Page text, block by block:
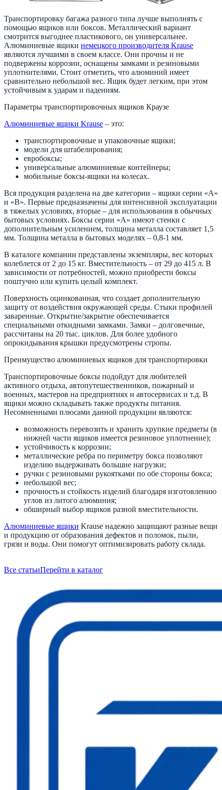
Транспортировку багажа разного типа лучше выполнять с
помощью ящиков или боксов. Металлический вариант
смотрится выгоднее пластикового, он универсальнее.
Алюминиевые ящики немецкого производителя Krause
являются лучшими в своем классе. Они прочны и не
подвержены коррозии, оснащены замками и резиновыми
уплотнителями. Стоит отметить, что алюминий имеет
сравнительно небольшой вес. Ящик будет легким, при этом
устойчивым к ударам и падениям.
Параметры транспортировочных ящиков Краузе
Алюминиевые ящики Krause – это:
транспортировочные и упаковочные ящики;
модели для штабелирования;
евробоксы;
универсальные алюминиевые контейнеры;
мобильные боксы-ящики на колесах.
Вся продукция разделена на две категории – ящики серии «А»
и «В». Первые предназначены для интенсивной эксплуатации
в тяжелых условиях, вторые – для использования в обычных
бытовых условиях. Боксы серии «А» имеют стенки с
дополнительным усилением, толщина металла составляет 1,5
мм. Толщина металла в бытовых моделях – 0,8-1 мм.
В каталоге компании представлены экземпляры, вес которых
колеблется от 2 до 15 кг. Вместительность – от 29 до 415 л. В
зависимости от потребностей, можно приобрести боксы
поштучно или купить целый комплект.
Поверхность оцинкованная, что создает дополнительную
защиту от воздействия окружающей среды. Стыки профилей
заваренные. Открытие/закрытие обеспечивается
специальными откидными замками. Замки – долговечные,
рассчитаны на 20 тыс. циклов. Для более удобного
опрокидывания крышки предусмотрены стропы.
Преимущество алюминиевых ящиков для транспортировки
Транспортировочные боксы подойдут для любителей
активного отдыха, автопутешественников, пожарный и
военных, мастеров на предприятиях и автосервисах и т.д. В
ящики можно складывать также продукты питания.
Несомненными плюсами данной продукции являются:
возможность перевозить и хранить хрупкие предметы (в
нижней части ящиков имеется резиновое уплотнение);
устойчивость к коррозии;
металлические ребра по периметру бокса позволяют
изделию выдерживать большие нагрузки;
ручки с резиновыми рукоятками по обе стороны бокса;
небольшой вес;
прочность и стойкость изделий благодаря изготовлению
углов из литого алюминия;
обширный выбор ящиков разной вместительности.
Алюминиевые ящики Krause надежно защищают разные вещи
и продукцию от образования дефектов и поломок, пыли,
грязи и воды. Они помогут оптимизировать работу склада.
Все статьиПерейти в каталог